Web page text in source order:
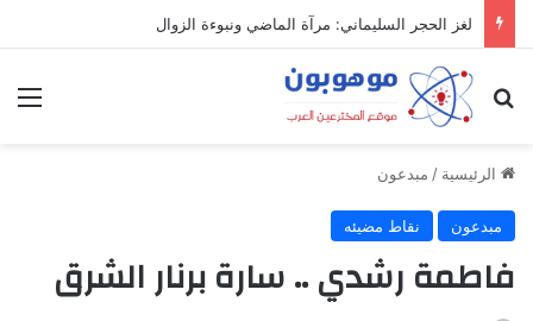
لغز الحجر السليماني: مرآة الماضي ونبوءة الزوال
بحث عن
الرئيسية / مبدعون
مبدعون نقاط مضيئه
فاطمة رشدي .. سارة برنار الشرق